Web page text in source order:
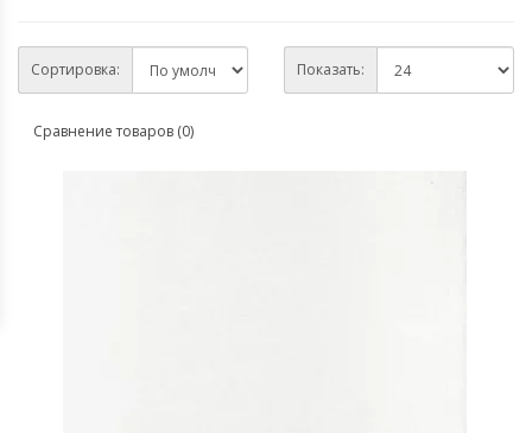
Сортировка: Показать:
Сравнение товаров (0)